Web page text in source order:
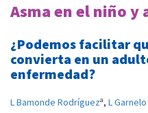
Asma en el niño y
¿Podemos facilitar
convierta en un
enfermedad?
L Bamonde Rodrígueza, L